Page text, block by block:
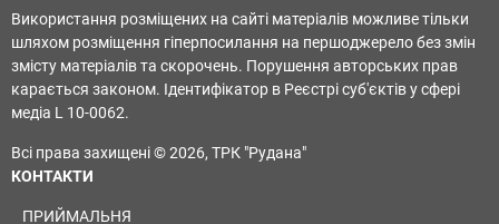
Використання розміщених на сайті матеріалів можливе тільки
шляхом розміщення гіперпосилання на першоджерело без змін
змісту матеріалів та скорочень. Порушення авторських прав
карається законом. Ідентифікатор в Реєстрі суб'єктів у сфері
медіа L 10-0062.
Всі права захищені © 2026, ТРК "Рудана"
КОНТАКТИ
ПРИЙМАЛЬНЯ